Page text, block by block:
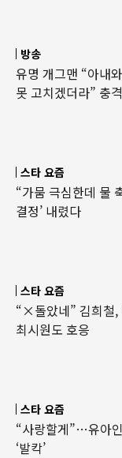
방송
유명 개그맨 “아내
못 고치겠더라” 충
스타 요즘
“가뭄 극심한데 물
결정’ 내렸다
스타 요즘
“×돌았네” 김희철
최시원도 호응
스타 요즘
“사랑할게”…유아
‘발칵’